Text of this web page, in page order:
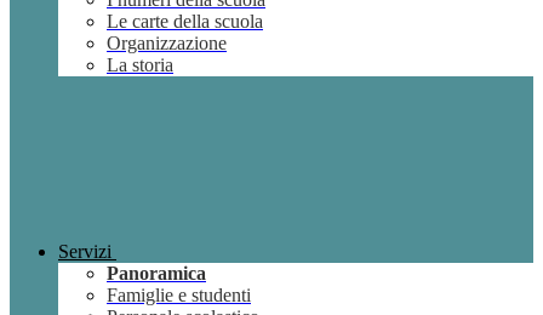
Le carte della scuola
Organizzazione
La storia
Servizi
Panoramica
Famiglie e studenti